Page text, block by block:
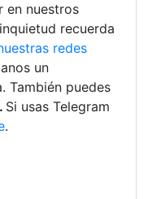
en nuestros
recuerda
redes
un
También puedes
. Si usas Telegram
.